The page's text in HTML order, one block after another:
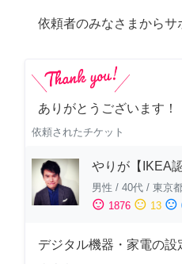
依頼者のみなさまから
ありがとうございます！
依頼されたチケット
やりが【IKEA認
男性 / 40代 / 東京
sentiment_satisfied 1876 sentiment_neutral 13 sentiment_dissatisfied
デジタル機器・家電の設